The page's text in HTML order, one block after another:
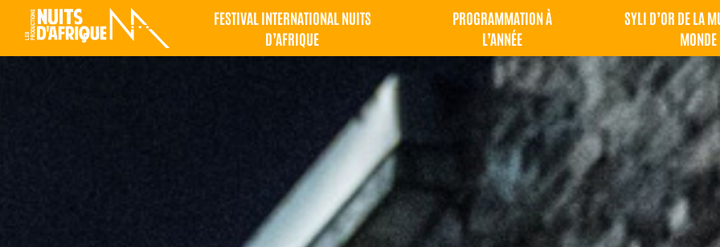
FESTIVAL INTERNATIONAL NUITS
D’AFRIQUE
PROGRAMMATION À
L’ANNÉE
SYLI D’OR DE LA
MONDE